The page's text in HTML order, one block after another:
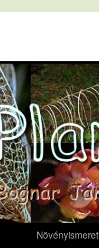
Növényismeret